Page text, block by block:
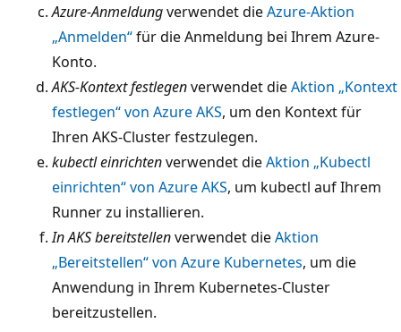
Azure-Anmeldungverwendet dieAzure-Aktion
„Anmelden“für die Anmeldung bei Ihrem Azure-
Konto.
AKS-Kontext festlegenverwendet dieAktion „Kontext
festlegen“ von Azure AKS, um den Kontext für
Ihren AKS-Cluster festzulegen.
kubectl einrichtenverwendet dieAktion „Kubectl
einrichten“ von Azure AKS, um kubectl auf Ihrem
Runner zu installieren.
In AKS bereitstellenverwendet dieAktion
„Bereitstellen“ von Azure Kubernetes, um die
Anwendung in Ihrem Kubernetes-Cluster
bereitzustellen.